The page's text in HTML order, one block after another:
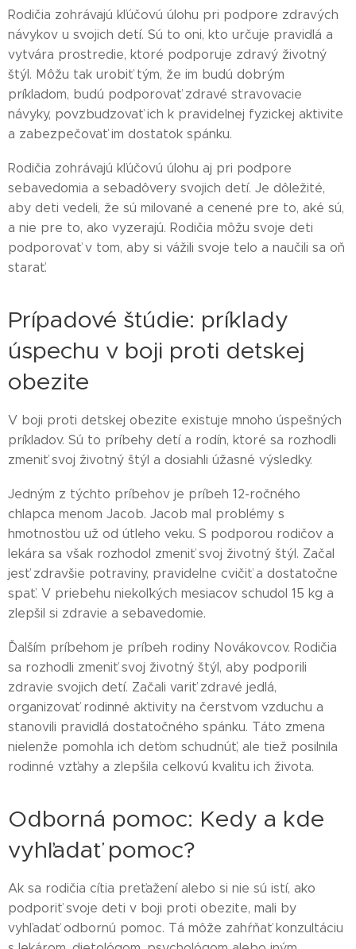
Rodičia zohrávajú kľúčovú úlohu pri podpore zdravých
návykov u svojich detí. Sú to oni, kto určuje pravidlá a
vytvára prostredie, ktoré podporuje zdravý životný
štýl. Môžu tak urobiť tým, že im budú dobrým
príkladom, budú podporovať zdravé stravovacie
návyky, povzbudzovať ich k pravidelnej fyzickej aktivite
a zabezpečovať im dostatok spánku.
Rodičia zohrávajú kľúčovú úlohu aj pri podpore
sebavedomia a sebadôvery svojich detí. Je dôležité,
aby deti vedeli, že sú milované a cenené pre to, aké sú,
a nie pre to, ako vyzerajú. Rodičia môžu svoje deti
podporovať v tom, aby si vážili svoje telo a naučili sa oň
starať.
Prípadové štúdie: príklady
úspechu v boji proti detskej
obezite
V boji proti detskej obezite existuje mnoho úspešných
príkladov. Sú to príbehy detí a rodín, ktoré sa rozhodli
zmeniť svoj životný štýl a dosiahli úžasné výsledky.
Jedným z týchto príbehov je príbeh 12-ročného
chlapca menom Jacob. Jacob mal problémy s
hmotnosťou už od útleho veku. S podporou rodičov a
lekára sa však rozhodol zmeniť svoj životný štýl. Začal
jesť zdravšie potraviny, pravidelne cvičiť a dostatočne
spať. V priebehu niekoľkých mesiacov schudol 15 kg a
zlepšil si zdravie a sebavedomie.
Ďalším príbehom je príbeh rodiny Novákovcov. Rodičia
sa rozhodli zmeniť svoj životný štýl, aby podporili
zdravie svojich detí. Začali variť zdravé jedlá,
organizovať rodinné aktivity na čerstvom vzduchu a
stanovili pravidlá dostatočného spánku. Táto zmena
nielenže pomohla ich deťom schudnúť, ale tiež posilnila
rodinné vzťahy a zlepšila celkovú kvalitu ich života.
Odborná pomoc: Kedy a kde
vyhľadať pomoc?
Ak sa rodičia cítia preťažení alebo si nie sú istí, ako
podporiť svoje deti v boji proti obezite, mali by
vyhľadať odbornú pomoc. Tá môže zahŕňať konzultáciu